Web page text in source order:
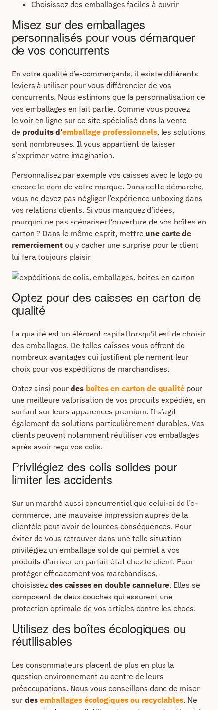
Choisissez des emballages faciles à ouvrir
Misez sur des emballages
personnalisés pour vous démarquer
de vos concurrents
En votre qualité d’e-commerçants, il existe différents
leviers à utiliser pour vous différencier de vos
concurrents. Nous estimons que la personnalisation de
vos emballages en fait partie. Comme vous pouvez
le voir en ligne sur ce site spécialisé dans la vente
de produits d’emballage professionnels, les solutions
sont nombreuses. Il vous appartient de laisser
s’exprimer votre imagination.
Personnalisez par exemple vos caisses avec le logo ou
encore le nom de votre marque. Dans cette démarche,
vous ne devez pas négliger l’expérience unboxing dans
vos relations clients. Si vous manquez d’idées,
pourquoi ne pas scénariser l’ouverture de vos boîtes en
carton ? Dans le même esprit, mettre une carte de
remerciement ou y cacher une surprise pour le client
lui fera toujours plaisir.
Optez pour des caisses en carton de
qualité
La qualité est un élément capital lorsqu’il est de choisir
des emballages. De telles caisses vous offrent de
nombreux avantages qui justifient pleinement leur
choix pour vos expéditions de marchandises.
Optez ainsi pour des boîtes en carton de qualité pour
une meilleure valorisation de vos produits expédiés, en
surfant sur leurs apparences premium. Il s’agit
également de solutions particulièrement durables. Vos
clients peuvent notamment réutiliser vos emballages
après avoir reçu vos colis.
Privilégiez des colis solides pour
limiter les accidents
Sur un marché aussi concurrentiel que celui-ci de l’e-
commerce, une mauvaise impression auprès de la
clientèle peut avoir de lourdes conséquences. Pour
éviter de vous retrouver dans une telle situation,
privilégiez un emballage solide qui permet à vos
produits d’arriver en parfait état chez le client. Pour
protéger efficacement vos marchandises,
choisissez des caisses en double cannelure. Elles se
composent de deux couches qui assurent une
protection optimale de vos articles contre les chocs.
Utilisez des boîtes écologiques ou
réutilisables
Les consommateurs placent de plus en plus la
question environnement au centre de leurs
préoccupations. Nous vous conseillons donc de miser
sur des emballages écologiques ou recyclables. Ne